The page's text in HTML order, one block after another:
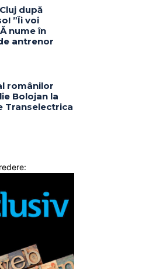
după
”Îi voi
nume în
antrenor
românilor
Bolojan la
Transelectrica